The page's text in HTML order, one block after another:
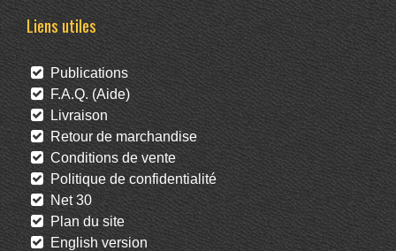
Liens utiles
Publications
F.A.Q. (Aide)
Livraison
Retour de marchandise
Conditions de vente
Politique de confidentialité
Net 30
Plan du site
English version